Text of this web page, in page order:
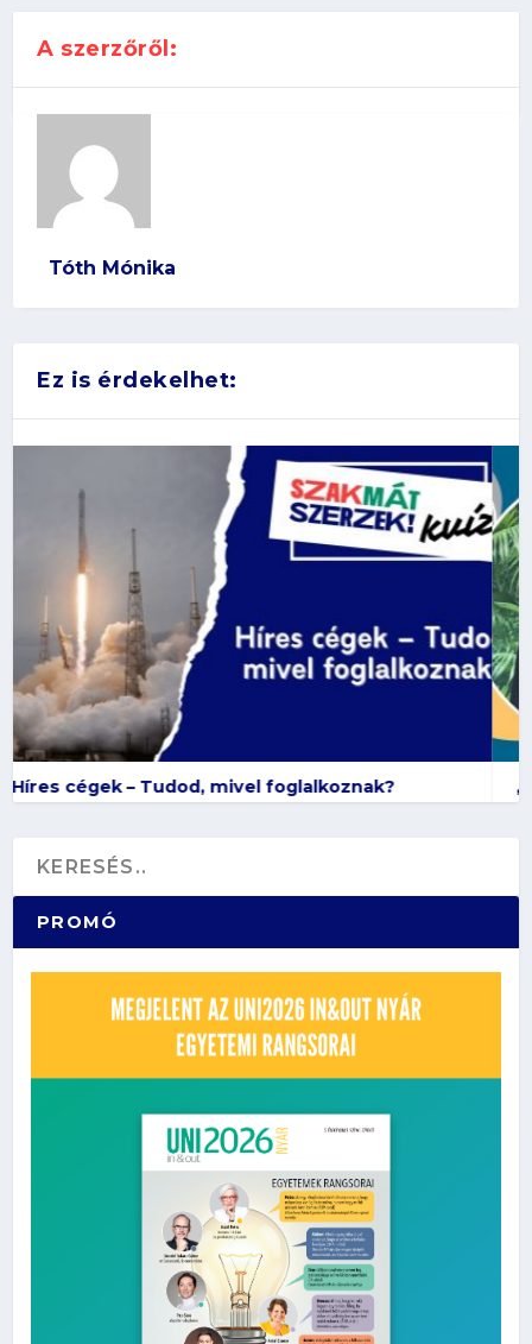
A szerzőről:
Tóth Mónika
Ez is érdekelhet:
„Szerintem kulcskérdés, hogy honnan jön
étel” – Diákinterjú Vona Violával
PROMÓ